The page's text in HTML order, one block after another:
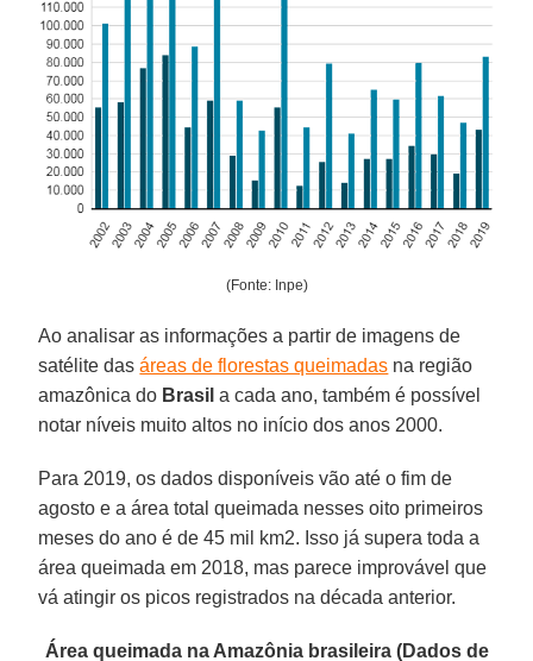
(Fonte: Inpe)
Ao analisar as informações a partir de imagens de
satélite dasáreas de florestas queimadas na região
amazônica do Brasil a cada ano, também é possível
notar níveis muito altos no início dos anos 2000.
Para 2019, os dados disponíveis vão até o fim de
agosto e a área total queimada nesses oito primeiros
meses do ano é de 45 mil km2. Isso já supera toda a
área queimada em 2018, mas parece improvável que
vá atingir os picos registrados na década anterior.
Área queimada na Amazônia brasileira (Dados de